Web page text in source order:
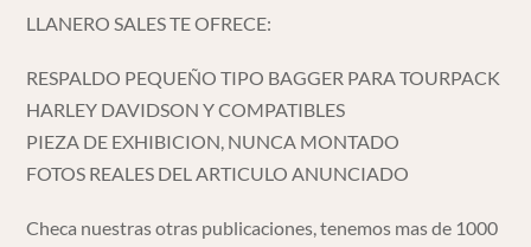
LLANERO SALES TE OFRECE:
RESPALDO PEQUEÑO TIPO BAGGER PARA TOURPACK
HARLEY DAVIDSON Y COMPATIBLES
PIEZA DE EXHIBICION, NUNCA MONTADO
FOTOS REALES DEL ARTICULO ANUNCIADO
Checa nuestras otras publicaciones, tenemos mas de 1000